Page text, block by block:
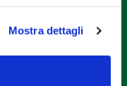
Mostra dettagli